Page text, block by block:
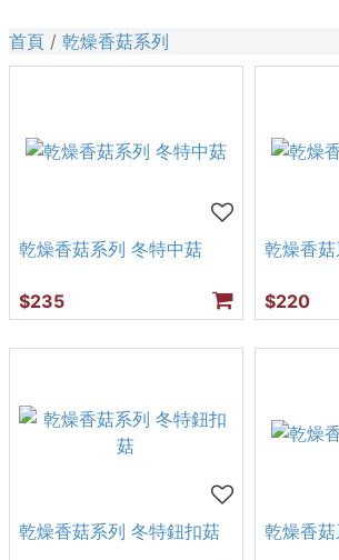
首頁 乾燥香菇系列
乾燥香菇系列 冬特中菇
$235
乾燥香
$220
乾燥香菇系列 冬特鈕扣菇 乾燥香